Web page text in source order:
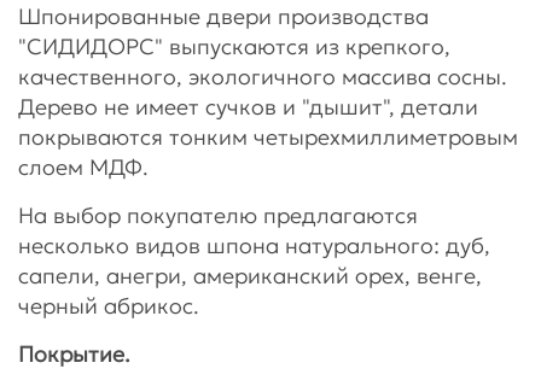
Шпонированные двери производства
"СИДИДОРС" выпускаются из крепкого,
качественного, экологичного массива сосны.
Дерево не имеет сучков и "дышит", детали
покрываются тонким четырехмиллиметровым
слоем МДФ.
На выбор покупателю предлагаются
несколько видов шпона натурального: дуб,
сапели, анегри, американский орех, венге,
черный абрикос.
Покрытие.